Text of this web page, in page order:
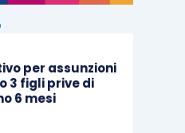
per assunzioni
3 figli prive di
6 mesi